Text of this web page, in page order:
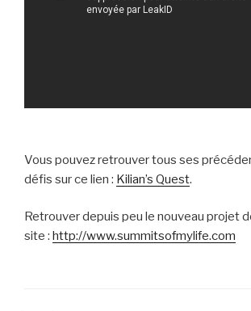
Vous pouvez retrouver tous ses
défis sur ce lien : Kilian’s Quest.
Retrouver depuis peu le nouveau projet
site : http://www.summitsofmylife.com